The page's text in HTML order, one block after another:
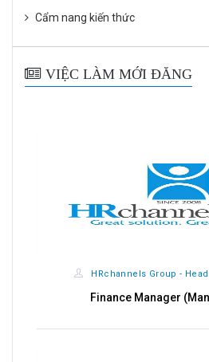
Cẩm nang kiến thức
VIỆC LÀM MỚI ĐĂNG
HRchannels Group -
Finance Manager